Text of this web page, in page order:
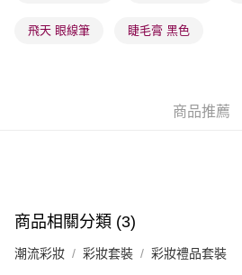
取。逾期會取消訂單，並不會安排重寄
取。逾期會取消訂單，並不會安排重寄
飛天 眼線筆 睫毛膏 黑色
商品推薦
商品相關分類 (3)
潮流彩妝 彩妝套裝 彩妝禮品套裝